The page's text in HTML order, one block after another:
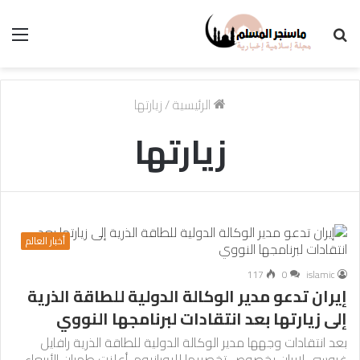
الرئيسية/زيارتها
زيارتها
أخبار العالم
islamic
0
117
إيران تدعو مدير الوكالة الدولية للطاقة الذرية
إلى زيارتها بعد انتقادات لبرنامجها النووي
بعد انتقادات وجهها مدير الوكالة الدولية للطاقة الذرية رافايل